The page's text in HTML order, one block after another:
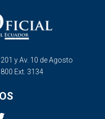
y Av. 10 de Agosto
Ext. 3134